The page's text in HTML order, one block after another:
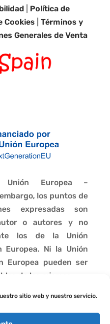
sitio web y nuestro servicio.
Política de
Cookies |Términos y
Generales de Venta
Europea –
los puntos de
expresadas son
o autores y no
los de la Unión
Europea. Ni la Unión
Europea pueden ser
de las mismas.